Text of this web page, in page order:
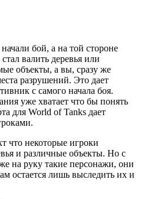
бой, а на той стороне
валить деревья или
объекты, а вы, сразу же
разрушений. Это дает
с самого начала боя.
уже хватает что бы понять
для World of Tanks дает
что некоторые игроки
и различные объекты. Но с
на руку такие персонажи, они
остается лишь выследить их и